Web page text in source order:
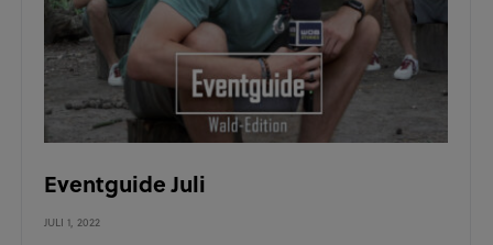
Eventguide Juli
JULI 1, 2022